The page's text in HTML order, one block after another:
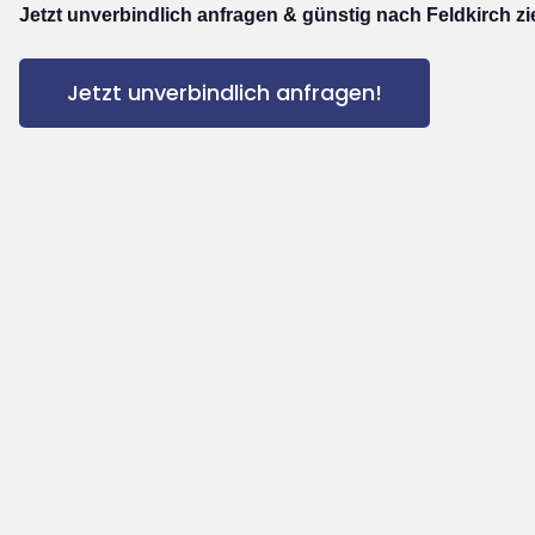
Jetzt unverbindlich anfragen & günstig nach Feldkirch
Jetzt unverbindlich anfragen!